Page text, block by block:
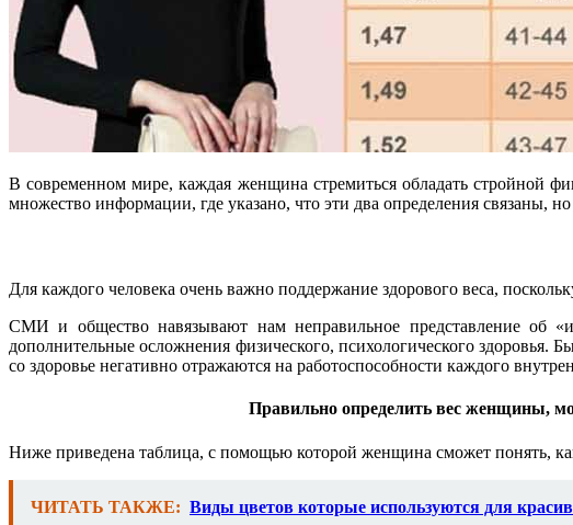
В современном мире, каждая женщина стремиться обладать стройной
множество информации, где указано, что эти два определения связаны,
Для каждого человека очень важно поддержание здорового веса,
СМИ и общество навязывают нам неправильное представление об
дополнительные осложнения физического, психологического
со здоровье негативно отражаются на работоспособности каждого
Правильно определить вес женщины,
Ниже приведена таблица, с помощью которой женщина сможет понять,
ЧИТАТЬ ТАКЖЕ: Виды цветов которые используются для